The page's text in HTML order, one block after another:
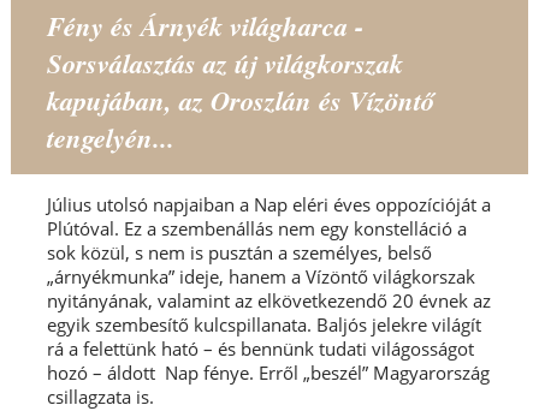
Fény és Árnyék világharca -
Sorsválasztás az új világkorszak
kapujában, az Oroszlán és Vízöntő
tengelyén...
Július utolsó napjaiban a Nap eléri éves oppozícióját a
Plútóval. Ez a szembenállás nem egy konstelláció a
sok közül, s nem is pusztán a személyes, belső
„árnyékmunka” ideje, hanem a Vízöntő világkorszak
nyitányának, valamint az elkövetkezendő 20 évnek az
egyik szembesítő kulcspillanata. Baljós jelekre világít
rá a felettünk ható – és bennünk tudati világosságot
hozó – áldott Nap fénye. Erről „beszél” Magyarország
csillagzata is.